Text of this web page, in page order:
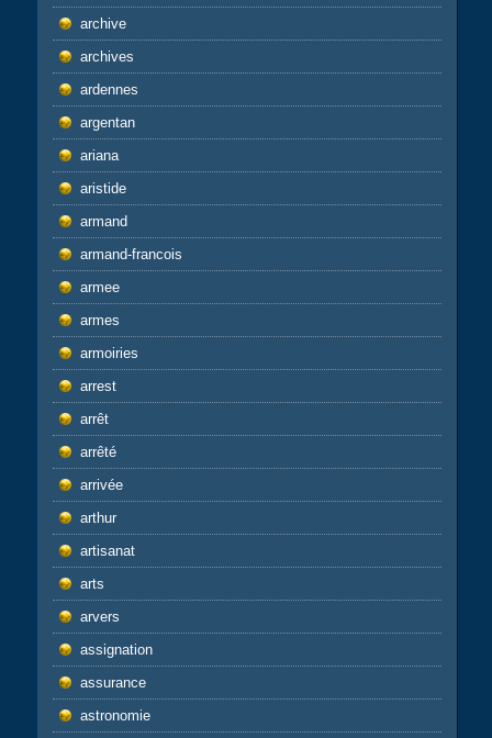
archive
archives
ardennes
argentan
ariana
aristide
armand
armand-francois
armee
armes
armoiries
arrest
arrêt
arrêté
arrivée
arthur
artisanat
arts
arvers
assignation
assurance
astronomie